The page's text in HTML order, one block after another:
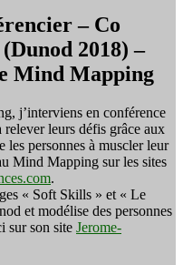
– Co
2018) –
Mind Mapping
j’interviens en conférence
leurs défis grâce aux
les personnes à muscler leur
Mind Mapping sur les sites
.
« Soft Skills » et « Le
et modélise des personnes
sur son site Jerome-